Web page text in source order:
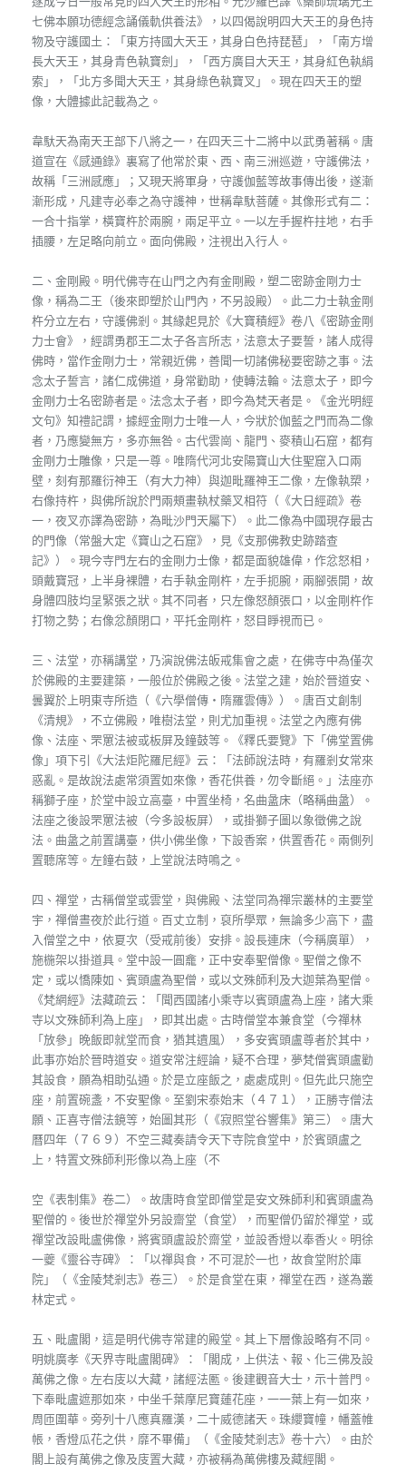
七佛本願功德經念誦儀軌供養法》，以四偈說明四大天王的身色持
物及守護國土：「東方持國大天王，其身白色持琵琶」，「南方增
長大天王，其身青色執寶劍」，「西方廣目大天王，其身紅色執絹
索」，「北方多聞大天王，其身綠色執寶叉」。現在四天王的塑
像，大體據此記載為之。
韋馱天為南天王部下八將之一，在四天三十二將中以武勇著稱。唐
道宣在《感通錄》裏寫了他常於東、西、南三洲巡遊，守護佛法，
故稱「三洲感應」；又現天將軍身，守護伽藍等故事傳出後，遂漸
漸形成，凡建寺必奉之為守護神，世稱韋馱菩薩。其像形式有二：
一合十指掌，橫寶杵於兩腕，兩足平立。一以左手握杵拄地，右手
插腰，左足略向前立。面向佛殿，注視出入行人。
二、金剛殿。明代佛寺在山門之內有金剛殿，塑二密跡金剛力士
像，稱為二王（後來即塑於山門內，不另設殿）。此二力士執金剛
杵分立左右，守護佛剎。其緣起見於《大寶積經》卷八《密跡金剛
力士會》，經謂勇郡王二太子各言所志，法意太子要誓，諸人成得
佛時，當作金剛力士，常親近佛，善聞一切諸佛秘要密跡之事。法
念太子誓言，諸仁成佛道，身常勸助，使轉法輪。法意太子，即今
金剛力士名密跡者是。法念太子者，即今為梵天者是。《金光明經
文句》知禮記謂，據經金剛力士唯一人，今狀於伽藍之門而為二像
者，乃應變無方，多亦無咎。古代雲崗、龍門、麥積山石窟，都有
金剛力士雕像，只是一尊。唯隋代河北安陽寶山大住聖窟入口兩
壁，刻有那羅衍神王（有大力神）與迦毗羅神王二像，左像執槊，
右像持杵，與佛所說於門兩頰畫執杖藥叉相符（《大日經疏》卷
一，夜叉亦譯為密跡，為毗沙門天屬下）。此二像為中國現存最古
的門像（常盤大定《寶山之石窟》，見《支那佛教史跡踏查
記》）。現今寺門左右的金剛力士像，都是面貌雄偉，作忿怒相，
頭戴寶冠，上半身裸體，右手執金剛杵，左手扼腕，兩腳張開，故
身體四肢均呈緊張之狀。其不同者，只左像怒顏張口，以金剛杵作
打物之勢；右像忿顏閉口，平托金剛杵，怒目睜視而已。
三、法堂，亦稱講堂，乃演說佛法皈戒集會之處，在佛寺中為僅次
於佛殿的主要建築，一般位於佛殿之後。法堂之建，始於晉道安、
曇翼於上明東寺所造（《六學僧傳‧隋羅雲傳》）。唐百丈創制
《清規》，不立佛殿，唯樹法堂，則尤加重視。法堂之內應有佛
像、法座、罘罳法被或板屏及鐘鼓等。《釋氏要覽》下「佛堂置佛
像」項下引《大法炬陀羅尼經》云：「法師說法時，有羅剎女常來
惑亂。是故說法處常須置如來像，香花供養，勿令斷絕。」法座亦
稱獅子座，於堂中設立高臺，中置坐椅，名曲盝床（略稱曲盝）。
法座之後設罘罳法被（今多設板屏），或掛獅子圖以象徵佛之說
法。曲盝之前置講臺，供小佛坐像，下設香案，供置香花。兩側列
置聽席等。左鐘右鼓，上堂說法時鳴之。
四、禪堂，古稱僧堂或雲堂，與佛殿、法堂同為禪宗叢林的主要堂
宇，禪僧晝夜於此行道。百丈立制，裒所學眾，無論多少高下，盡
入僧堂之中，依夏次（受戒前後）安排。設長連床（今稱廣單），
施椸架以掛道具。堂中設一圓龕，正中安奉聖僧像。聖僧之像不
定，或以憍陳如、賓頭盧為聖僧，或以文殊師利及大迦葉為聖僧。
《梵網經》法藏疏云：「聞西國諸小乘寺以賓頭盧為上座，諸大乘
寺以文殊師利為上座」，即其出處。古時僧堂本兼食堂（今禪林
「放參」晚飯即就堂而食，猶其遺風），多安賓頭盧尊者於其中，
此事亦始於晉時道安。道安常注經論，疑不合理，夢梵僧賓頭盧勸
其設食，願為相助弘通。於是立座飯之，處處成則。但先此只施空
座，前置碗盞，不安聖像。至劉宋泰始末（４７１），正勝寺僧法
願、正喜寺僧法鏡等，始圖其形（《寂照堂谷響集》第三）。唐大
曆四年（７６９）不空三藏奏請令天下寺院食堂中，於賓頭盧之
上，特置文殊師利形像以為上座（不
空《表制集》卷二）。故唐時食堂即僧堂是安文殊師利和賓頭盧為
聖僧的。後世於禪堂外另設齋堂（食堂），而聖僧仍留於禪堂，或
禪堂改設毗盧佛像，將賓頭盧設於齋堂，並設香燈以奉香火。明徐
一夔《靈谷寺碑》：「以禪與食，不可混於一也，故食堂附於庫
院」（《金陵梵剎志》卷三）。於是食堂在東，禪堂在西，遂為叢
林定式。
五、毗盧閣，這是明代佛寺常建的殿堂。其上下層像設略有不同。
明姚廣孝《天界寺毗盧閣碑》：「閣成，上供法、報、化三佛及設
萬佛之像。左右庋以大藏，諸經法匭。後建觀音大士，示十普門。
下奉毗盧遮那如來，中坐千葉摩尼寶蓮花座，一一葉上有一如來，
周匝圍華。旁列十八應真羅漢，二十威德諸天。珠纓寶幢，幡蓋帷
帳，香燈瓜花之供，靡不畢備」（《金陵梵剎志》卷十六）。由於
閣上設有萬佛之像及庋置大藏，亦被稱為萬佛樓及藏經閣。